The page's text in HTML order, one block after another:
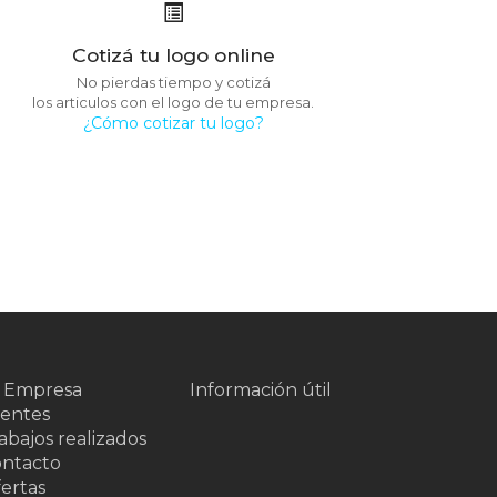
Cotizá tu logo online
No pierdas tiempo y cotizá
los articulos con el logo de tu empresa.
¿Cómo cotizar tu logo?
Empresa
realizados
Información útil